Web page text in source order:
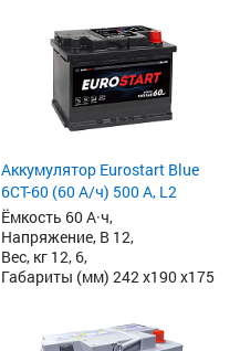
Аккумулятор Eurostart Blue
6CT-60 (60 А/ч) 500 А, L2
Ёмкость 60 А·ч,
Напряжение, В 12,
Вес, кг 12, 6,
Габариты (мм) 242 x190 x175